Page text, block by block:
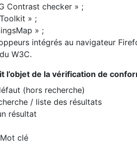
Contrast checker » ;
» ;
» ;
intégrés au navigateur
W3C.
l’objet de la vérification de
(hors recherche)
/ liste des résultats
résultat
clé